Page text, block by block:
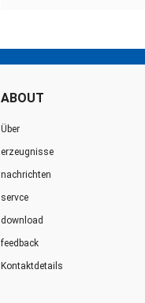
ABOUT
Über
erzeugnisse
nachrichten
servce
download
feedback
Kontaktdetails